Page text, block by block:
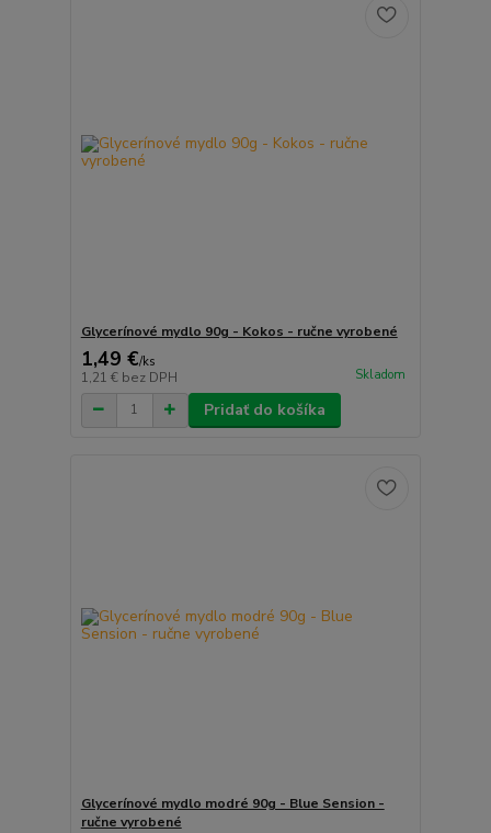
Glycerínové mydlo 90g - Kokos - ručne vyrobené
1,49 €/ks
1,21 € bez DPH Skladom
Pridať do košíka
Glycerínové mydlo modré 90g - Blue Sension -
ručne vyrobené